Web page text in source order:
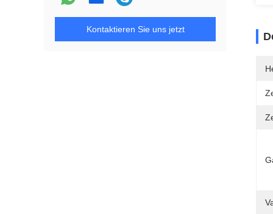
Kontaktieren Sie uns jetzt